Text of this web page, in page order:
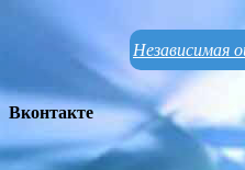
Независимая
Вконтакте